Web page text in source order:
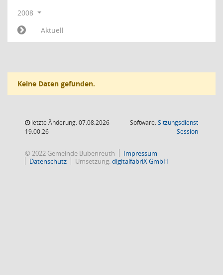
2008
Aktuell
Keine Daten gefunden.
letzte Änderung: 07.08.2026
19:00:26
Software:Sitzungsdienst
Session(Wird in
© 2022 Gemeinde Bubenreuth
Impressum
Datenschutz
Umsetzung:digitalfabriX GmbH